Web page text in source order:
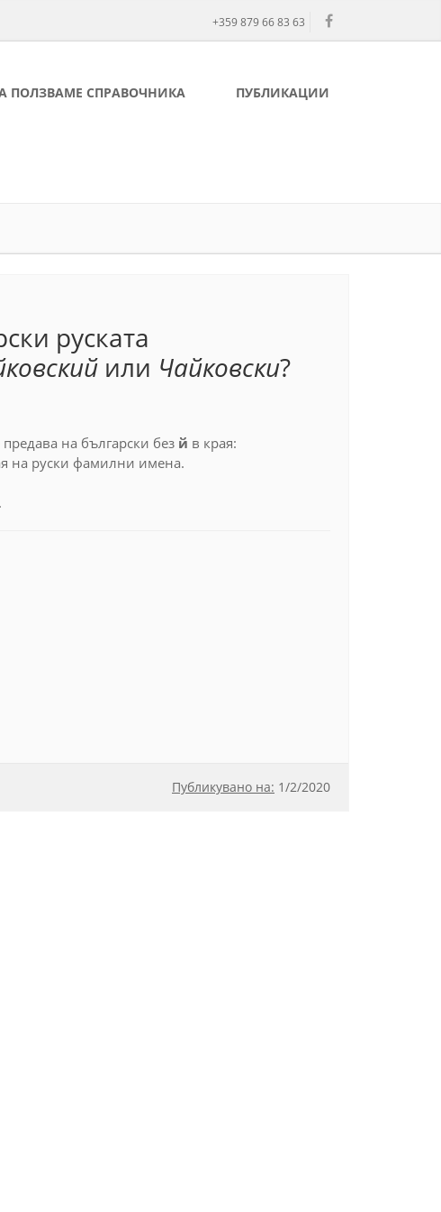
+359 879 66 83 63
ПОЛЗВАМЕ СПРАВОЧНИКА ПУБЛИКАЦИИ
руската
или Чайковски?
на български без й в края:
на руски фамилни имена.
Публикувано на: 1/2/2020